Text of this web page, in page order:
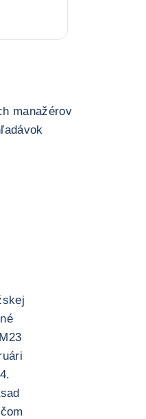
manažérov